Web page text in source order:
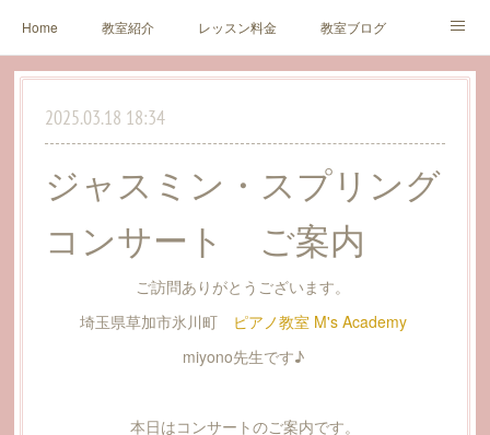
Home 教室紹介 レッスン料金 教室ブログ
生徒様・保護者様の声 アクセス お問い合わせ
2025.03.18 18:34
ジャスミン・スプリング
コンサート ご案内
ご訪問ありがとうございます。
埼玉県草加市氷川町
ピアノ教室 M's Academy
miyono先生です♪
本日はコンサートのご案内です。